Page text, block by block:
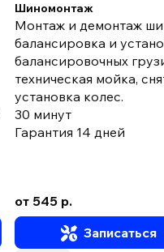
Шиномонтаж
Монтаж и демонтаж
балансировка и
балансировочных
техническая мойка,
установка колес.
30 минут
Гарантия 14 дней
от 545 р.
Записаться